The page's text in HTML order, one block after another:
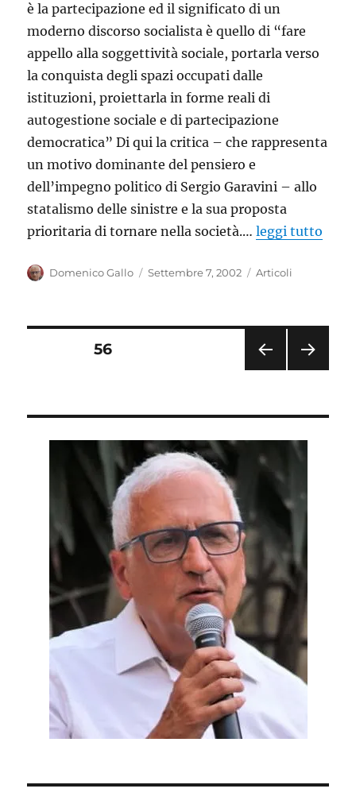
è la partecipazione ed il significato di un
moderno discorso socialista è quello di “fare
appello alla soggettività sociale, portarla verso
la conquista degli spazi occupati dalle
istituzioni, proiettarla in forme reali di
autogestione sociale e di partecipazione
democratica” Di qui la critica – che rappresenta
un motivo dominante del pensiero e
dell’impegno politico di Sergio Garavini – allo
statalismo delle sinistre e la sua proposta
prioritaria di tornare nella società.…leggi tutto
Autore
Domenico Gallo
Pubblicato
Settembre 7, 2002 Categorie
Articoli
Paginazione
articoli
CED
ENT
PAGINA56
CESS
IVA